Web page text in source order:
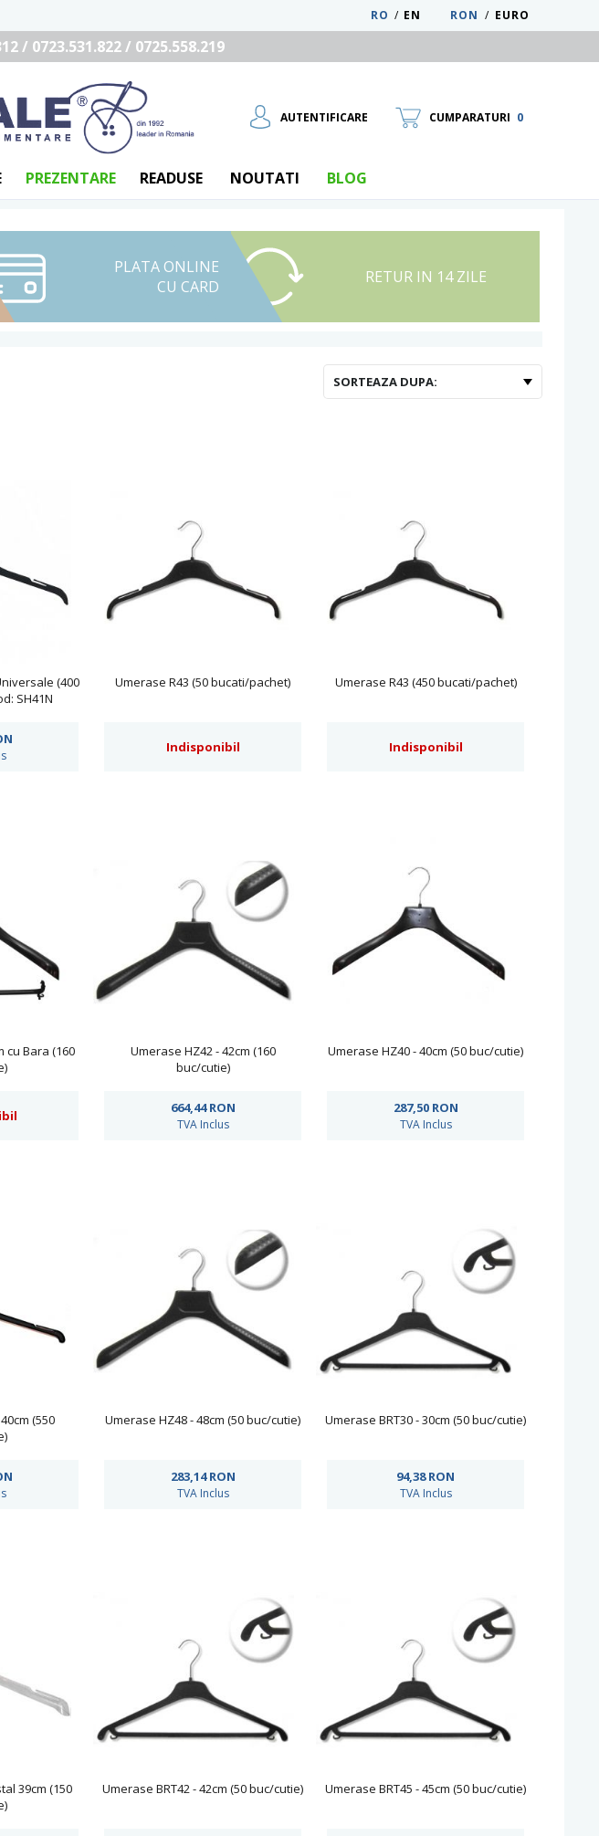
RON / EURO
EN
/
RO
/ 0723.531.822 / 0725.558.219
AUTENTIFICARE
UTILIZATOR NOU
RECUPEREAZA PAROLA
CUMPARATURI 0
PREZENTARE READUSE NOUTATI BLOG
PLATA ONLINE
CU CARD
RETUR IN 14 ZILE
SORTEAZA DUPA:
(400
SH41N
Umerase R43 (50 bucati/pachet)
Indisponibil
Umerase R43 (450 bucati/pachet)
Indisponibil
cu Bara (160
Umerase HZ42 - 42cm (160
buc/cutie)
664,44RON
TVA Inclus
Umerase HZ40 - 40cm (50 buc/cutie)
287,50 RON
TVA Inclus
(550
Umerase HZ48 - 48cm (50 buc/cutie)
283,14RON
TVA Inclus
Umerase BRT30 - 30cm (50 buc/cutie)
94,38RON
TVA Inclus
39cm (150
Umerase BRT42 - 42cm (50 buc/cutie) Umerase BRT45 - 45cm (50 buc/cutie)